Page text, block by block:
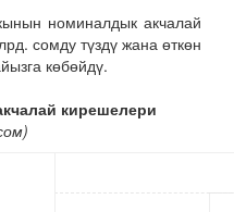
номиналдык акчалай
сомду түздү жана өткөн
көбөйдү.
кирешелери